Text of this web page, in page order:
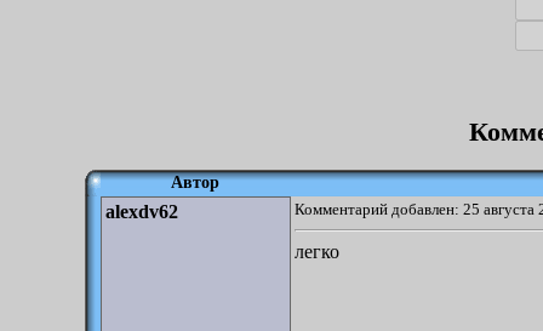
Автор
alexdv62 Комментарий добавлен: 25 августа
легко